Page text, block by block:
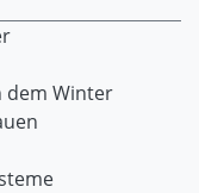
dem Winter